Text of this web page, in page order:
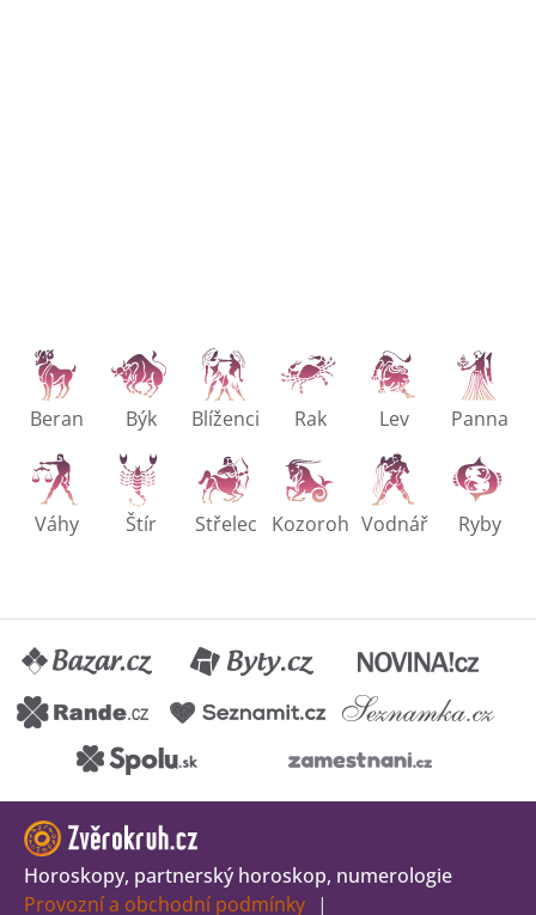
Beran Býk Blíženci Rak Lev Panna
Váhy Štír Střelec Kozoroh Vodnář Ryby
Horoskopy, partnerský horoskop, numerologie
Provozní a obchodní podmínky